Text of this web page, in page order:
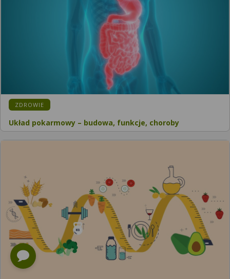
KATEGORIA:
ZDROWIE
Układ pokarmowy – budowa, funkcje, choroby